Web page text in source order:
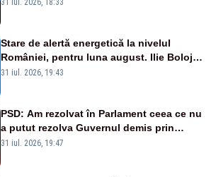
Stare de alertă energetică la nivelul
României, pentru luna august. Ilie Bolojan
a anunțat importuri și posibile restricții –
31 iul. 2026, 19:43
PSD: Am rezolvat în Parlament ceea ce nu
a putut rezolva Guvernul demis prin
moțiune de cenzură
31 iul. 2026, 19:47